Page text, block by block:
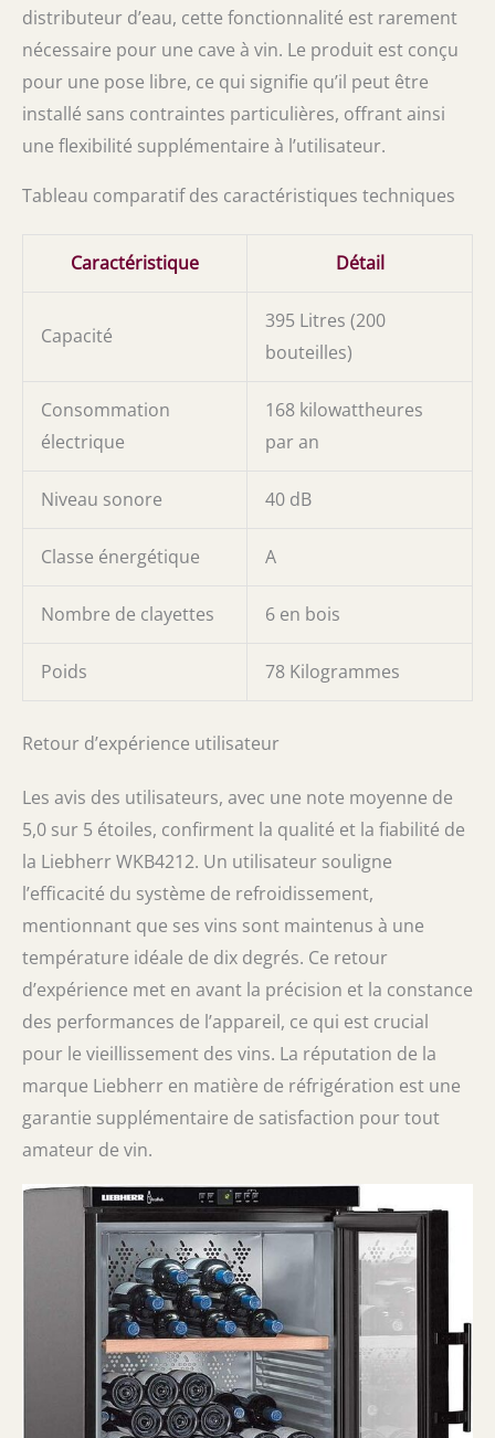
distributeur d’eau, cette fonctionnalité est rarement
nécessaire pour une cave à vin. Le produit est conçu
pour une pose libre, ce qui signifie qu’il peut être
installé sans contraintes particulières, offrant ainsi
une flexibilité supplémentaire à l’utilisateur.
Tableau comparatif des caractéristiques techniques
Caractéristique Détail
Capacité
395 Litres (200
bouteilles)
Consommation
électrique
168 kilowattheures
par an
Niveau sonore 40 dB
Classe énergétique A
Nombre de clayettes 6 en bois
Poids 78 Kilogrammes
Retour d’expérience utilisateur
Les avis des utilisateurs, avec une note moyenne de
5,0 sur 5 étoiles, confirment la qualité et la fiabilité de
la Liebherr WKB4212. Un utilisateur souligne
l’efficacité du système de refroidissement,
mentionnant que ses vins sont maintenus à une
température idéale de dix degrés. Ce retour
d’expérience met en avant la précision et la constance
des performances de l’appareil, ce qui est crucial
pour le vieillissement des vins. La réputation de la
marque Liebherr en matière de réfrigération est une
garantie supplémentaire de satisfaction pour tout
amateur de vin.